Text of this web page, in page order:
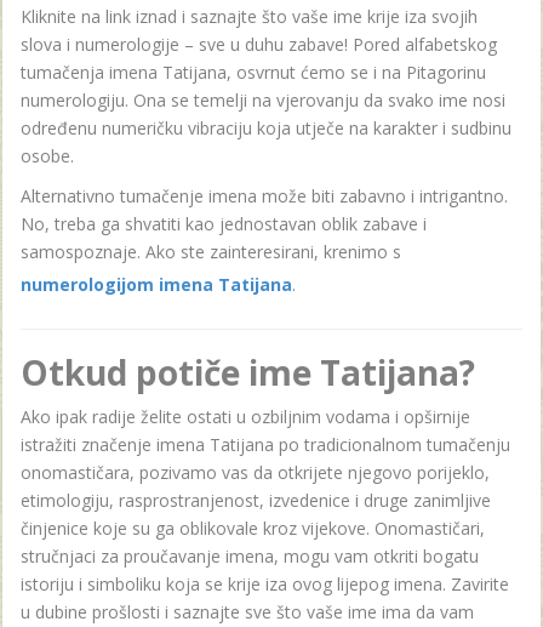
Kliknite na link iznad i saznajte što vaše ime krije iza svojih
slova i numerologije – sve u duhu zabave! Pored alfabetskog
tumačenja imena Tatijana, osvrnut ćemo se i na Pitagorinu
numerologiju. Ona se temelji na vjerovanju da svako ime nosi
određenu numeričku vibraciju koja utječe na karakter i sudbinu
osobe.
Alternativno tumačenje imena može biti zabavno i intrigantno.
No, treba ga shvatiti kao jednostavan oblik zabave i
samospoznaje. Ako ste zainteresirani, krenimo s
numerologijom imena Tatijana.
Otkud potiče ime Tatijana?
Ako ipak radije želite ostati u ozbiljnim vodama i opširnije
istražiti značenje imena Tatijana po tradicionalnom tumačenju
onomastičara, pozivamo vas da otkrijete njegovo porijeklo,
etimologiju, rasprostranjenost, izvedenice i druge zanimljive
činjenice koje su ga oblikovale kroz vijekove. Onomastičari,
stručnjaci za proučavanje imena, mogu vam otkriti bogatu
istoriju i simboliku koja se krije iza ovog lijepog imena. Zavirite
u dubine prošlosti i saznajte sve što vaše ime ima da vam